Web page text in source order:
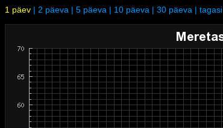
1 päev | 2 päeva | 5 päeva | 10 päeva | 30 päeva | tagasi